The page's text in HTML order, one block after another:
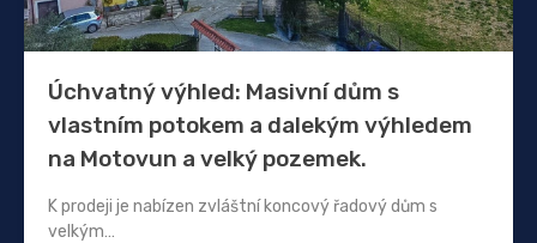
Úchvatný výhled: Masivní dům s
vlastním potokem a dalekým výhledem
na Motovun a velký pozemek.
K prodeji je nabízen zvláštní koncový řadový dům s
velkým…